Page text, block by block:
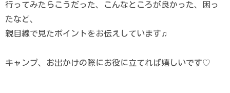
行ってみたらこうだった、こんなところが良かった、困っ
たなど、
親目線で見たポイントをお伝えしています♫
キャンプ、お出かけの際にお役に立てれば嬉しいです♡